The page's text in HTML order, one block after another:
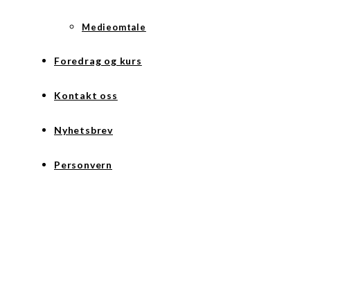
Medieomtale
Foredrag og kurs
Kontakt oss
Nyhetsbrev
Personvern